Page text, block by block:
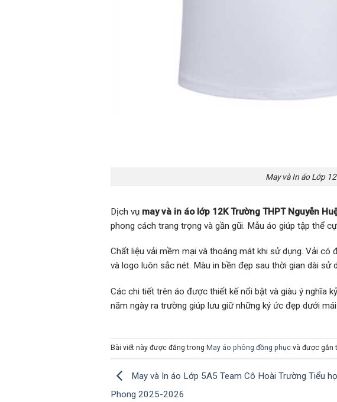
May và In áo Lớp
Dịch vụ may và in áo lớp 12K Trường THPT Nguyễn
phong cách trang trọng và gần gũi. Mẫu áo giúp tập thể
Chất liệu vải mềm mại và thoáng mát khi sử dụng. Vải
và logo luôn sắc nét. Màu in bền đẹp sau thời gian dài sử
Các chi tiết trên áo được thiết kế nổi bật và giàu ý nghĩa
năm ngày ra trường giúp lưu giữ những ký ức đẹp dưới
Bài viết này được đăng trong May áo phông đồng phục và được gắn
May và In áo Lớp 5A5 Team Cô Hoài Trường Tiểu
Phong 2025-2026